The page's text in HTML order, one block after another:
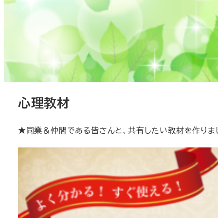
心理教材
★同業＆仲間である皆さんと、共有したい教材を作りま